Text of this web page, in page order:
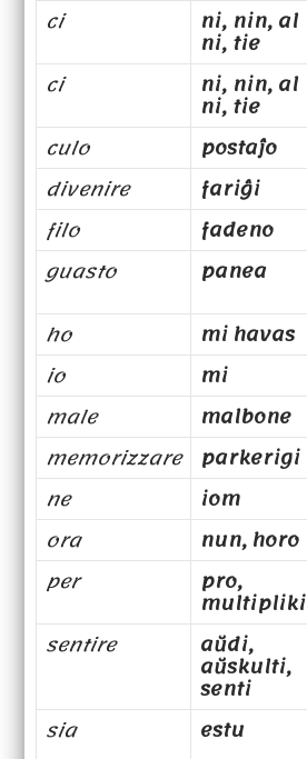
ci
ni, nin, al
ni, tie
ci
ni, nin, al
ni, tie
culo
postaĵo
divenire
fariĝi
filo
fadeno
guasto
panea
ho
mi havas
io
mi
male
malbone
memorizzare parkerigi
ne
iom
ora
nun, horo
per
pro,
multipliki
sentire
aŭdi,
aŭskulti,
senti
sia
estu